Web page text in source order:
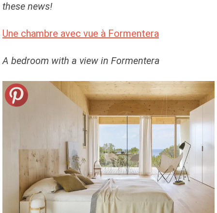
these news!
Une chambre avec vue à Formentera
A bedroom with a view in Formentera